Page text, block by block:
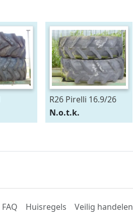
R26 Pirelli 16.9/26
N.o.t.k.
FAQ Huisregels Veilig handelen